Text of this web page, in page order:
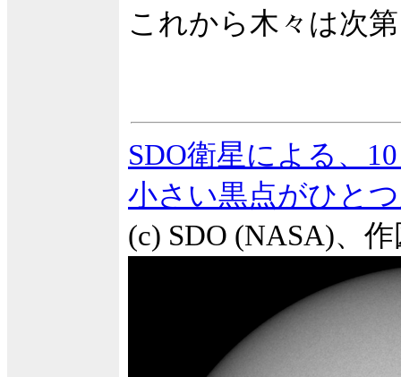
これから木々は次
SDO衛星による、
小さい黒点がひと
(c) SDO (NASA)、